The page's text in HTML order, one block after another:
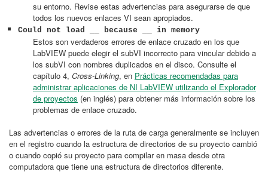
su entorno. Revise estas advertencias para asegurarse de que
todos los nuevos enlaces VI sean apropiados.
Could not load __ because __ in memory
Estos son verdaderos errores de enlace cruzado en los que
LabVIEW puede elegir el subVI incorrecto para vincular debido a
los subVI con nombres duplicados en el disco. Consulte el
capítulo 4, Cross-Linking, en Prácticas recomendadas para
administrar aplicaciones de NI LabVIEW utilizando el Explorador
de proyectos (en inglés) para obtener más información sobre los
problemas de enlace cruzado.
Las advertencias o errores de la ruta de carga generalmente se incluyen
en el registro cuando la estructura de directorios de su proyecto cambió
o cuando copió su proyecto para compilar en masa desde otra
computadora que tiene una estructura de directorios diferente.